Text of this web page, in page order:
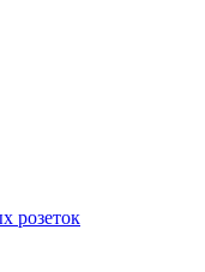
розеток